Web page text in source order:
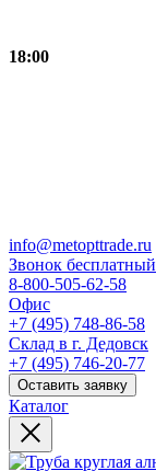
18:00
info@metopttrade.ru
Звонок бесплатный
8-800-505-62-58
Офис
+7 (495) 748-86-58
Склад в г. Дедовск
+7 (495) 746-20-77
Оставить заявку
Каталог